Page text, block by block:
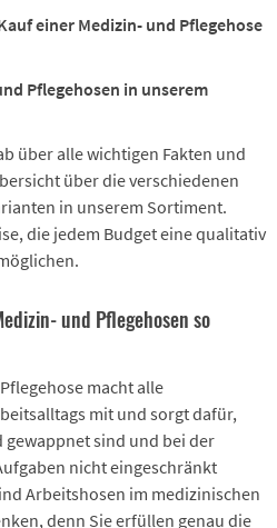
einer Medizin- und Pflegehose
Pflegehosen in unserem
über alle wichtigen Fakten und
über die verschiedenen
in unserem Sortiment.
die jedem Budget eine qualitativ
und Pflegehosen so
macht alle
mit und sorgt dafür,
gewappnet sind und bei der
nicht eingeschränkt
Arbeitshosen im medizinischen
denn Sie erfüllen genau die